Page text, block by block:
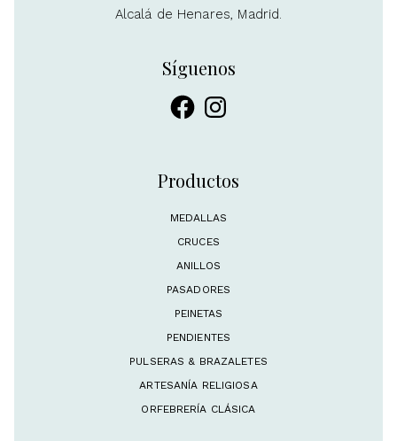
Alcalá de Henares, Madrid.
Síguenos
FacebookInstagram
Productos
MEDALLAS
CRUCES
ANILLOS
PASADORES
PEINETAS
PENDIENTES
PULSERAS & BRAZALETES
ARTESANÍA RELIGIOSA
ORFEBRERÍA CLÁSICA